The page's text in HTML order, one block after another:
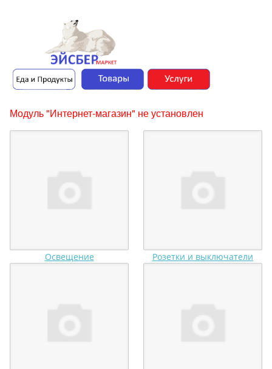
Модуль "Интернет-магазин" не установлен
Освещение Розетки и выключатели